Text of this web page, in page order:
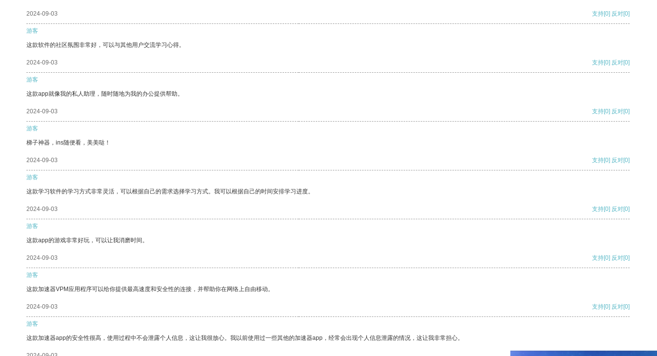
2024-09-03 支持[0] 反对[0]
游客
这款软件的社区氛围非常好，可以与其他用户交流学习心得。
2024-09-03 支持[0] 反对[0]
游客
这款app就像我的私人助理，随时随地为我的办公提供帮助。
2024-09-03 支持[0] 反对[0]
游客
梯子神器，ins随便看，美美哒！
2024-09-03 支持[0] 反对[0]
游客
这款学习软件的学习方式非常灵活，可以根据自己的需求选择学习方式。我可以根据自己的时间安排学习进度。
2024-09-03 支持[0] 反对[0]
游客
这款app的游戏非常好玩，可以让我消磨时间。
2024-09-03 支持[0] 反对[0]
游客
这款加速器VPM应用程序可以给你提供最高速度和安全性的连接，并帮助你在网络上自由移动。
2024-09-03 支持[0] 反对[0]
游客
这款加速器app的安全性很高，使用过程中不会泄露个人信息，这让我很放心。我以前使用过一些其他的加速器app，经常会出现个人信息泄露的情况，这让我非常担心。